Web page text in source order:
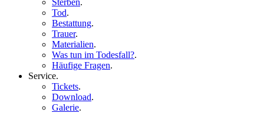
Sterben.
Tod.
Bestattung.
Trauer.
Materialien.
Was tun im Todesfall?.
Häufige Fragen.
Service.
Tickets.
Download.
Galerie.